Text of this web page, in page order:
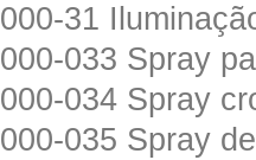
000-31
000-033 Spray
000-034 Spray
000-035 Spray